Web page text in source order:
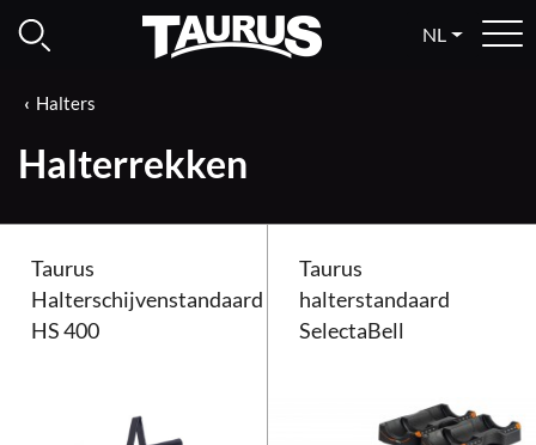
NL
Halters
Halterrekken
Taurus
Halterschijvenstandaard
HS 400
Taurus
halterstandaard
SelectaBell